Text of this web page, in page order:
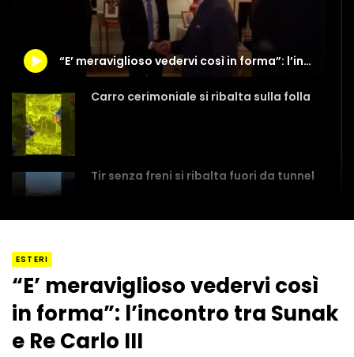
“E’ meraviglioso vedervi così in forma”: l’incontro tra Sunak e Re Carlo III
Carro cerimoniale si ribalta sulla folla
Tir senza freni si ribalta fuori da tunnel
Amiocuggino fa saltare in aria il drone
ESTERI
“E’ meraviglioso vedervi così
in forma”: l’incontro tra Sunak
e Re Carlo III